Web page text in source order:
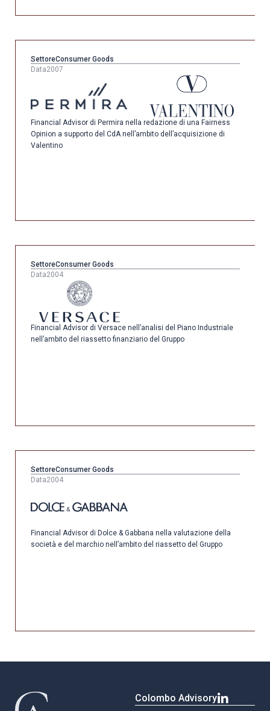
SettoreConsumer Goods
Data2007
Financial Advisor di Permira nella redazione di una Fairness
Opinion a supporto del CdA nell’ambito dell’acquisizione di
Valentino
SettoreConsumer Goods
Data2004
Financial Advisor di Versace nell’analisi del Piano Industriale
nell’ambito del riassetto finanziario del Gruppo
SettoreConsumer Goods
Data2004
Financial Advisor di Dolce & Gabbana nella valutazione della
società e del marchio nell’ambito del riassetto del Gruppo
Colombo Advisory